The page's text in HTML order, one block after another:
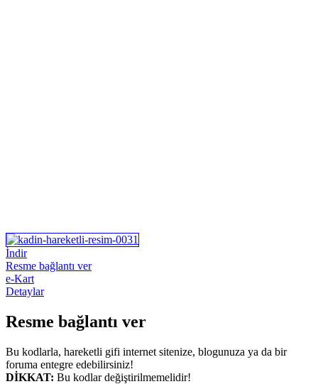
İndir
Resme bağlantı ver
e-Kart
Detaylar
Resme bağlantı ver
Bu kodlarla, hareketli gifi internet sitenize, blogunuza ya da bir
foruma entegre edebilirsiniz!
DİKKAT: Bu kodlar değiştirilmemelidir!